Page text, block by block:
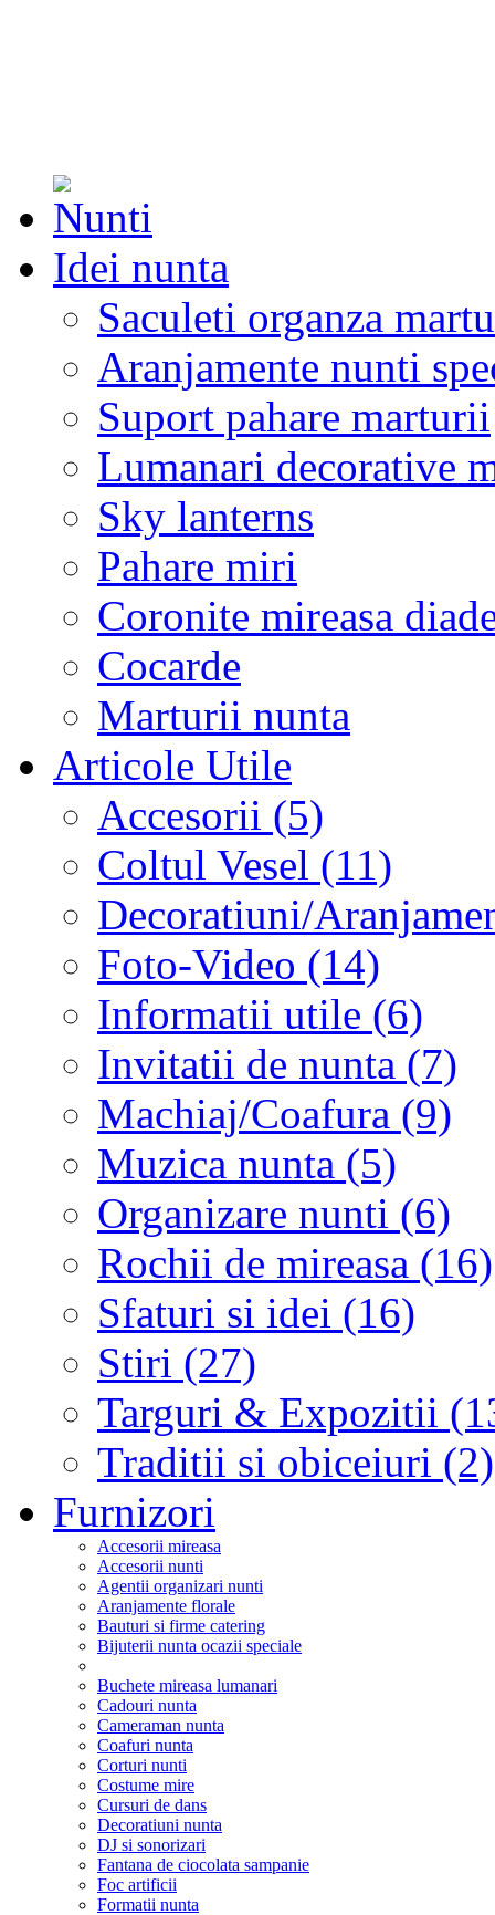
Idei nunta
Saculeti organza
Aranjamente nunti
Suport pahare marturii
Lumanari decorative
Sky lanterns
Pahare miri
Coronite mireasa
Cocarde
Marturii nunta
Articole Utile
Accesorii (5)
Coltul Vesel (11)
Decoratiuni/
Foto-Video (14)
Informatii utile (6)
Invitatii de nunta (7)
Machiaj/Coafura (9)
Muzica nunta (5)
Organizare nunti (6)
Rochii de mireasa (16)
Sfaturi si idei (16)
Stiri (27)
Targuri & Expozitii
Traditii si obiceiuri (2)
Furnizori
Accesorii mireasa
Accesorii nunti
Agentii organizari nunti
Aranjamente florale
Bauturi si firme catering
Bijuterii nunta ocazii speciale
Buchete mireasa lumanari
Cadouri nunta
Cameraman nunta
Coafuri nunta
Corturi nunti
Costume mire
Cursuri de dans
Decoratiuni nunta
DJ si sonorizari
Fantana de ciocolata sampanie
Foc artificii
Formatii nunta